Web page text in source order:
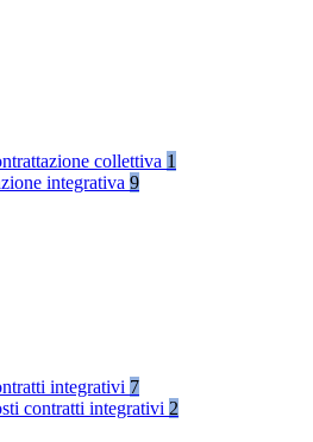
collettiva 1
integrativa 9
integrativi 7
contratti integrativi 2